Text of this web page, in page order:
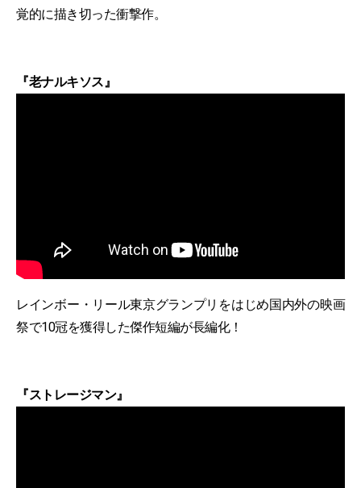
覚的に描き切った衝撃作。
『老ナルキソス』
レインボー・リール東京グランプリをはじめ国内外の映画
祭で10冠を獲得した傑作短編が長編化！
『ストレージマン』